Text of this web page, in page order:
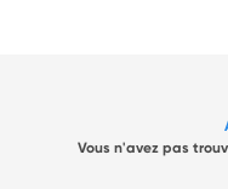
Vous n'avez pas